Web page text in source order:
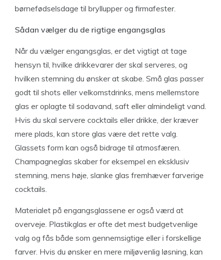
børnefødselsdage til bryllupper og firmafester.
Sådan vælger du de rigtige engangsglas
Når du vælger engangsglas, er det vigtigt at tage
hensyn til, hvilke drikkevarer der skal serveres, og
hvilken stemning du ønsker at skabe. Små glas passer
godt til shots eller velkomstdrinks, mens mellemstore
glas er oplagte til sodavand, saft eller almindeligt vand.
Hvis du skal servere cocktails eller drikke, der kræver
mere plads, kan store glas være det rette valg.
Glassets form kan også bidrage til atmosfæren.
Champagneglas skaber for eksempel en eksklusiv
stemning, mens høje, slanke glas fremhæver farverige
cocktails.
Materialet på engangsglassene er også værd at
overveje. Plastikglas er ofte det mest budgetvenlige
valg og fås både som gennemsigtige eller i forskellige
farver. Hvis du ønsker en mere miljøvenlig løsning, kan